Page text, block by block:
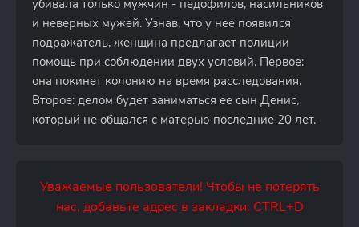
убивала только мужчин - педофилов, насильников
и неверных мужей. Узнав, что у нее появился
подражатель, женщина предлагает полиции
помощь при соблюдении двух условий. Первое:
она покинет колонию на время расследования.
Второе: делом будет заниматься ее сын Денис,
который не общался с матерью последние 20 лет.
Уважаемые пользователи! Чтобы не потерять
нас, добавьте адрес в закладки: CTRL+D